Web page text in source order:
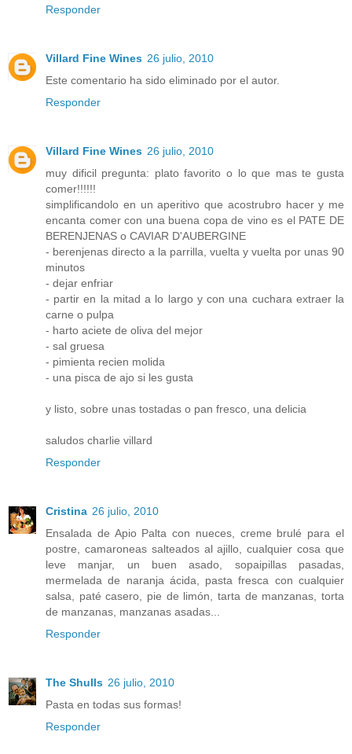
Responder
Villard Fine Wines 26 julio, 2010
Este comentario ha sido eliminado por el autor.
Responder
Villard Fine Wines 26 julio, 2010
muy dificil pregunta: plato favorito o lo que mas te gusta
comer!!!!!!
simplificandolo en un aperitivo que acostrubro hacer y me
encanta comer con una buena copa de vino es el PATE DE
BERENJENAS o CAVIAR D'AUBERGINE
- berenjenas directo a la parrilla, vuelta y vuelta por unas 90
minutos
- dejar enfriar
- partir en la mitad a lo largo y con una cuchara extraer la
carne o pulpa
- harto aciete de oliva del mejor
- sal gruesa
- pimienta recien molida
- una pisca de ajo si les gusta
y listo, sobre unas tostadas o pan fresco, una delicia
saludos charlie villard
Responder
Cristina 26 julio, 2010
Ensalada de Apio Palta con nueces, creme brulé para el
postre, camaroneas salteados al ajillo, cualquier cosa que
leve manjar, un buen asado, sopaipillas pasadas,
mermelada de naranja ácida, pasta fresca con cualquier
salsa, paté casero, pie de limón, tarta de manzanas, torta
de manzanas, manzanas asadas...
Responder
The Shulls 26 julio, 2010
Pasta en todas sus formas!
Responder